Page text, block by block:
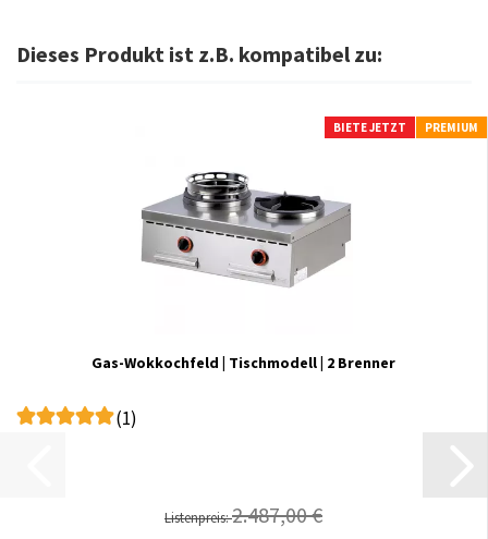
Dieses Produkt ist z.B. kompatibel zu:
BIETE JETZT PREMIUM
Gas-Wokkochfeld | Tischmodell | 2 Brenner
(1)
Listenpreis:2.487,00 €